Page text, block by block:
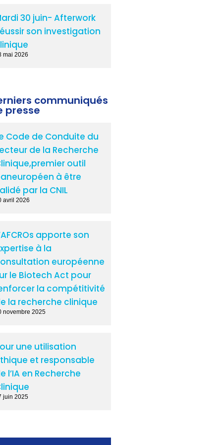
30 juin- Afterwork
son investigation
mai 2026
communiqués
presse
Code de Conduite du
de la Recherche
outil
à être
par la CNIL
avril 2026
apporte son
à la
européenne
le Biotech Act pour
la compétitivité
la recherche clinique
novembre 2025
une utilisation
et responsable
l’IA en Recherche
juin 2025